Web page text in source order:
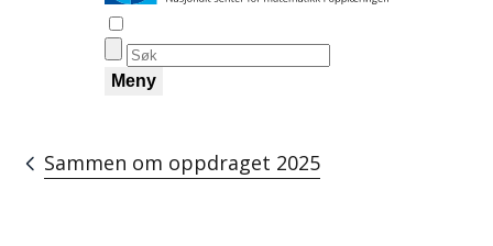
Meny
Navigasjonssti
Sammen om oppdraget 2025